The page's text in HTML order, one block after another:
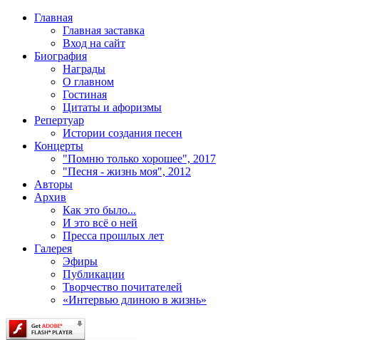
Главная
Главная заставка
Вход на сайт
Биография
Награды
О главном
Гостиная
Цитаты и афоризмы
Репертуар
Истории создания песен
Концерты
"Помню только хорошее", 2017
"Песня - жизнь моя", 2012
Авторы
Архив
Как это было...
И это всё о ней
Пресса прошлых лет
Галерея
Эфиры
Публикации
Творчество почитателей
«Интервью длиною в жизнь»